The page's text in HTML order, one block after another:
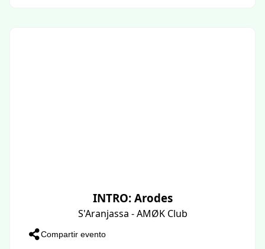
INTRO: Arodes
S'Aranjassa - AMØK Club
Compartir evento